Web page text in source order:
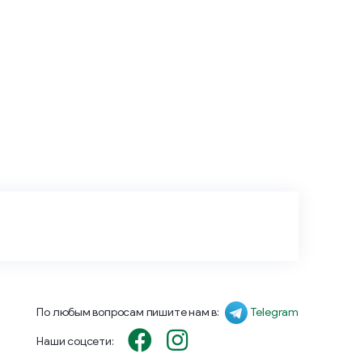
По любым вопросам пишите нам в: Telegram
Наши соцсети: